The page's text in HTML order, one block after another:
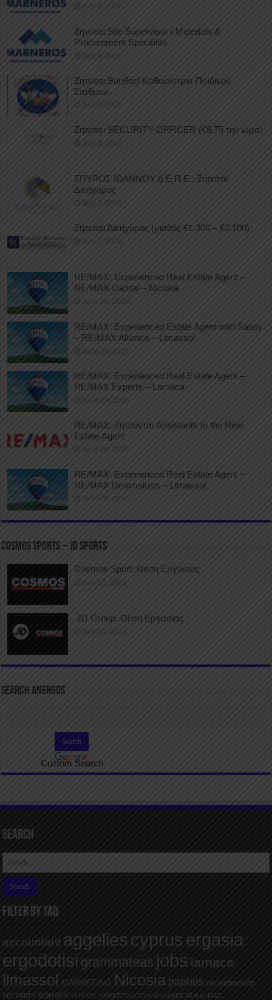
July 9, 2026
Ζητείται Site Supervisor / Materials &
Procurement Specialist
July 9, 2026
Ζητείται Βοηθός/ Καθαρίστρια Παιδικού
Σταθμού
July 8, 2026
Ζητείται SECURITY OFFICER (€8,75 την ώρα)
July 8, 2026
ΣΠΥΡΟΣ ΙΩΑΝΝΟΥ Δ.Ε.Π.Ε.: Ζητείται
Δικηγόρος
July 8, 2026
Ζητείται Δικηγόρος (μισθός €1.300 – €2.100)
July 7, 2026
RE/MAX: Experienced Real Estate Agent –
RE/MAX Capital – Nicosia
June 29, 2026
RE/MAX: Experienced Estate Agent with Salary
– RE/MAX Alliance – Limassol
June 29, 2026
RE/MAX: Experienced Real Estate Agent –
RE/MAX Experts – Larnaca
June 29, 2026
RE/MAX: Ζητούνται Assistants to the Real
Estate Agent
June 29, 2026
RE/MAX: Experienced Real Estate Agent –
RE/MAX Dealmakers – Limassol
June 29, 2026
COSMOS SPORTS – JD SPORTS
Cosmos Sport: Θέση Εργασίας
July 10, 2026
JD Group: Θέση Εργασίας
July 10, 2026
SEARCH ANERGOS
Custom Search
Search
FILTER BY TAQ
accountant aggelies cyprus ergasia
ergodotisi grammateas jobs larnaca
limassol MARKETING Nicosia paphos receptionists
SECURITY ΒΟΗΘΟΣ ΙΑΤΡΟΥ ΗΛΕΚΤΡΟΛΟΓΟΙ ΦΥΛΑΚΕΣ ΑΣΦΑΛΕΙΑΣ